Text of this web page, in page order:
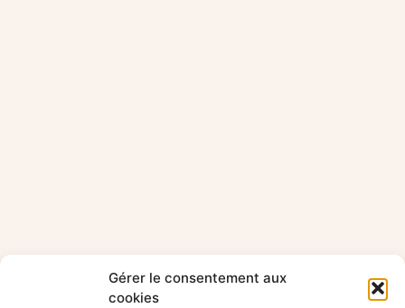
Gérer le consentement aux
cookies